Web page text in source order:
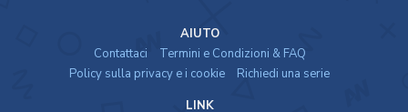
AIUTO
Contattaci
Termini e Condizioni & FAQ
Policy sulla privacy e i cookie
Richiedi una serie
LINK